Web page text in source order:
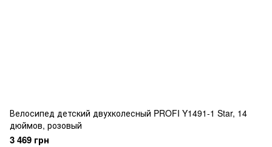
Велосипед детский двухколесный PROFI Y1491-1 Star, 14
дюймов, розовый
3 469 грн